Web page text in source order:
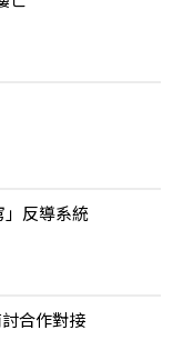
」反導系統
合作對接